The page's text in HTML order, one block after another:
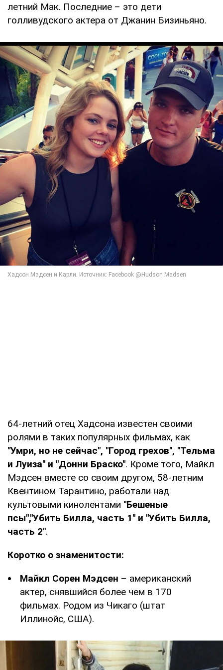
летний Мак. Последние – это дети
голливудского актера от Джанин Бизиньяно.
64-летний отец Хадсона известен своими
ролями в таких популярных фильмах, как
"Умри, но не сейчас", "Город грехов", "Тельма
и Луиза" и "Донни Браско". Кроме того, Майкл
Мэдсен вместе со своим другом, 58-летним
Квентином Тарантино, работали над
культовыми кинолентами "Бешеные
псы","Убить Билла, часть 1" и "Убить Билла,
часть 2".
Коротко о знаменитости:
Майкл Сорен Мэдсен – американский
актер, снявшийся более чем в 170
фильмах. Родом из Чикаго (штат
Иллинойс, США).